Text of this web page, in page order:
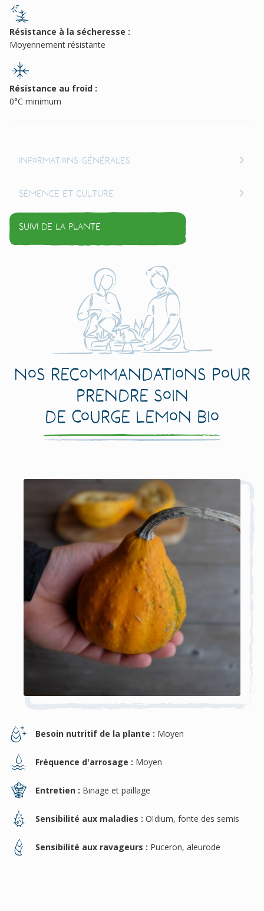
Résistance à la sécheresse :
Moyennement résistante
Résistance au froid :
0°C minimum
Informations générales
Semence et culture
Suivi de la plante
Nos recommandations pour
prendre soin
de Courge Lemon Bio
Besoin nutritif de la plante : Moyen
Fréquence d'arrosage : Moyen
Entretien : Binage et paillage
Sensibilité aux maladies : Oïdium, fonte des semis
Sensibilité aux ravageurs : Puceron, aleurode